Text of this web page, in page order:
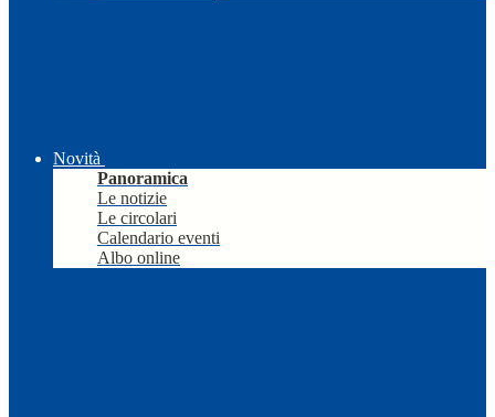
Novità
Panoramica
Le notizie
Le circolari
Calendario eventi
Albo online